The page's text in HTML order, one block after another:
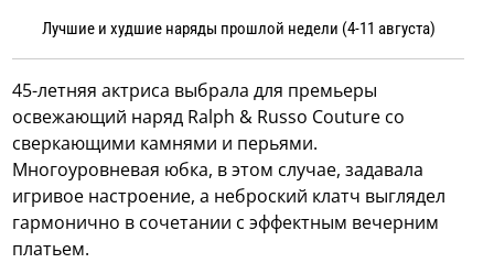
Лучшие и худшие наряды прошлой недели (4-11 августа)
45-летняя актриса выбрала для премьеры
освежающий наряд Ralph & Russo Couture со
сверкающими камнями и перьями.
Многоуровневая юбка, в этом случае, задавала
игривое настроение, а неброский клатч выглядел
гармонично в сочетании с эффектным вечерним
платьем.